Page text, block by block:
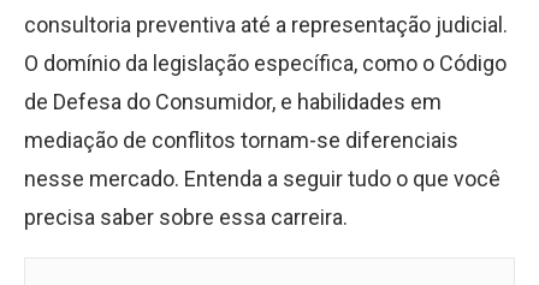
consultoria preventiva até a representação judicial.
O domínio da legislação específica, como o Código
de Defesa do Consumidor, e habilidades em
mediação de conflitos tornam-se diferenciais
nesse mercado. Entenda a seguir tudo o que você
precisa saber sobre essa carreira.